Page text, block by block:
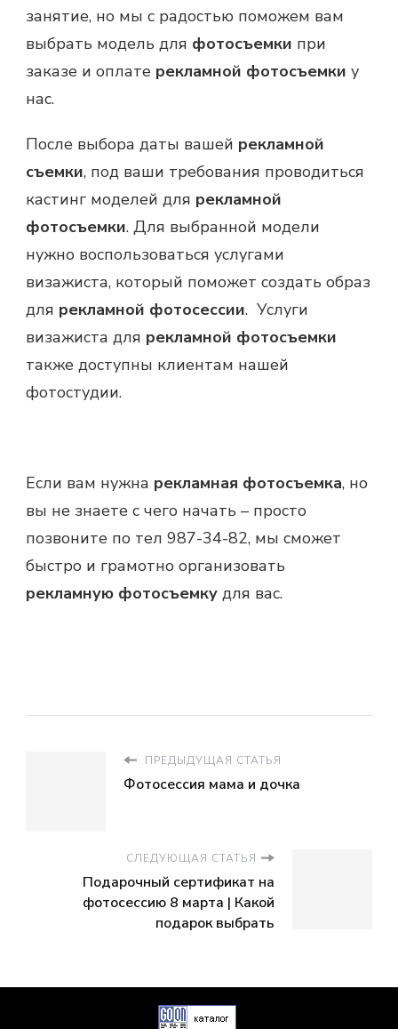
занятие, но мы с радостью поможем вам
выбрать модель для фотосъемки при
заказе и оплате рекламной фотосъемки у
нас.
После выбора даты вашей рекламной
съемки, под ваши требования проводиться
кастинг моделей для рекламной
фотосъемки. Для выбранной модели
нужно воспользоваться услугами
визажиста, который поможет создать образ
для рекламной фотосессии. Услуги
визажиста для рекламной фотосъемки
также доступны клиентам нашей
фотостудии.
Если вам нужна рекламная фотосъемка, но
вы не знаете с чего начать – просто
позвоните по тел 987-34-82, мы сможет
быстро и грамотно организовать
рекламную фотосъемку для вас.
ПРЕДЫДУЩАЯ СТАТЬЯ
Фотосессия мама и дочка
СЛЕДУЮЩАЯ СТАТЬЯ
Подарочный сертификат на
фотосессию 8 марта | Какой
подарок выбрать